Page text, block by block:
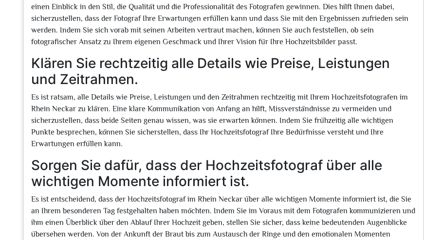
einen Einblick in den Stil, die Qualität und die Professionalität des Fotografen gewinnen. Dies hilft Ihnen dabei,
sicherzustellen, dass der Fotograf Ihre Erwartungen erfüllen kann und dass Sie mit den Ergebnissen zufrieden sein
werden. Indem Sie sich vorab mit seinen Arbeiten vertraut machen, können Sie auch feststellen, ob sein
fotografischer Ansatz zu Ihrem eigenen Geschmack und Ihrer Vision für Ihre Hochzeitsbilder passt.
Klären Sie rechtzeitig alle Details wie Preise, Leistungen
und Zeitrahmen.
Es ist ratsam, alle Details wie Preise, Leistungen und den Zeitrahmen rechtzeitig mit Ihrem Hochzeitsfotografen im
Rhein Neckar zu klären. Eine klare Kommunikation von Anfang an hilft, Missverständnisse zu vermeiden und
sicherzustellen, dass beide Seiten genau wissen, was sie erwarten können. Indem Sie frühzeitig alle wichtigen
Punkte besprechen, können Sie sicherstellen, dass Ihr Hochzeitsfotograf Ihre Bedürfnisse versteht und Ihre
Erwartungen erfüllen kann.
Sorgen Sie dafür, dass der Hochzeitsfotograf über alle
wichtigen Momente informiert ist.
Es ist entscheidend, dass der Hochzeitsfotograf im Rhein Neckar über alle wichtigen Momente informiert ist, die Sie
an Ihrem besonderen Tag festgehalten haben möchten. Indem Sie im Voraus mit dem Fotografen kommunizieren und
ihm einen Überblick über den Ablauf Ihrer Hochzeit geben, stellen Sie sicher, dass keine bedeutenden Augenblicke
übersehen werden. Von der Ankunft der Braut bis zum Austausch der Ringe und den emotionalen Momenten